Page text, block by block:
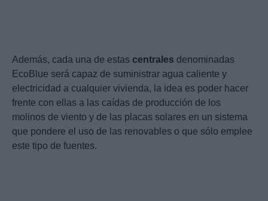
Además, cada una de estas centrales denominadas
EcoBlue será capaz de suministrar agua caliente y
electricidad a cualquier vivienda, la idea es poder hacer
frente con ellas a las caídas de producción de los
molinos de viento y de las placas solares en un sistema
que pondere el uso de las renovables o que sólo emplee
este tipo de fuentes.